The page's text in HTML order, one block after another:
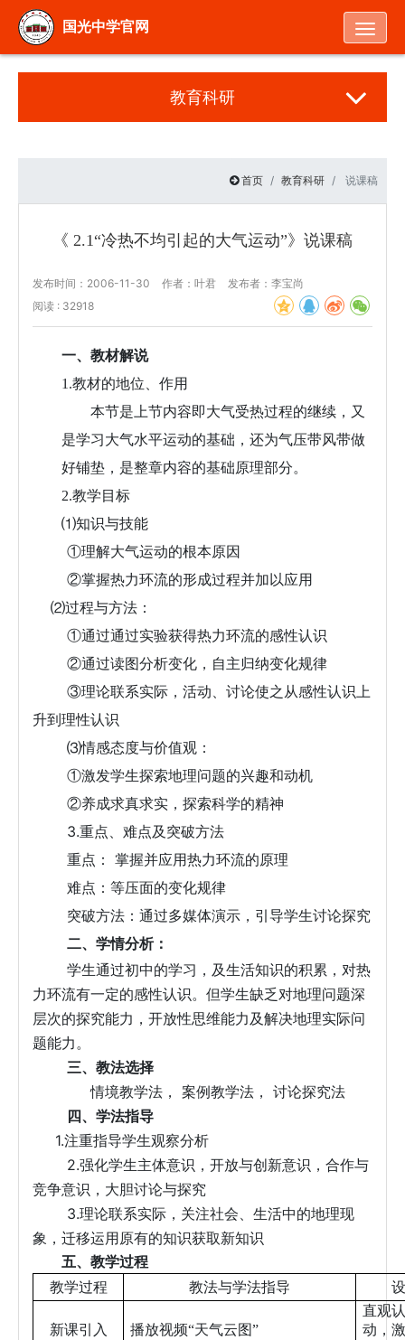
国光中学官网
教育科研
首页 教育科研 说课稿
《 2.1“冷热不均引起的大气运动”》说课稿
发布时间：2006-11-30 作者：叶君
发布者：李宝尚
阅读 : 32918
一、教材解说
1 .教材的地位、作用
本节是上节内容即大气受热过程的继续，又
是学习大气水平运动的基础，还为气压带风带做
好铺垫，是整章内容的基础原理部分。
2.教学目标
⑴知识与技能
①理解大气运动的根本原因
②掌握热力环流的形成过程并加以应用
⑵过程与方法：
①通过通过实验获得热力环流的感性认识
②通过读图分析变化，自主归纳变化规律
③理论联系实际，活动、讨论使之从感性认识上
升到理性认识
⑶情感态度与价值观：
①激发学生探索地理问题的兴趣和动机
②养成求真求实，探索科学的精神
3.重点、难点及突破方法
重点：
掌握并应用热力环流的原理
难点：等压面的变化规律
突破方法：通过多媒体演示，引导学生讨论探究
二、学情分析：
学生通过初中的学习，及生活知识的积累，对热
力环流有一定的感性认识。但学生缺乏对地理问题深
层次的探究能力，开放性思维能力及解决地理实际问
题能力。
三、教法选择
情境教学法，
案例教学法，
讨论探究法
四、学法指导
1.注重指导学生观察分析
2.强化学生主体意识，开放与创新意识，合作与
竞争意识，大胆讨论与探究
3.理论联系实际，关注社会、生活中的地理现
象，迁移运用原有的知识获取新知识
五、教学过程
教学过程
教法与学法指导
新课引入 播放视频“天气云图”
直观
动，